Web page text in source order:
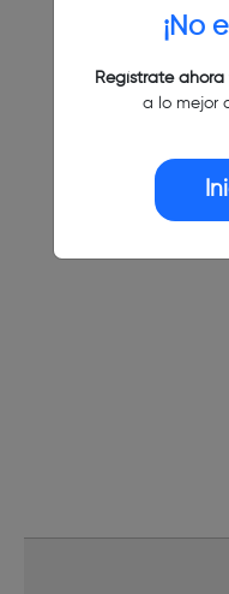
¡No
Regístrate ahora
a lo mejor